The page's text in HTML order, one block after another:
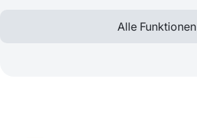
Alle Funktionen